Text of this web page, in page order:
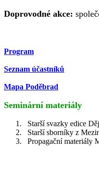
Doprovodné akce:
Program
Seznam účastníků
Mapa Poděbrad
Seminární materiály
1.
Starší svazky edice
2.
Starší sborníky z
3.
Propagační materiály